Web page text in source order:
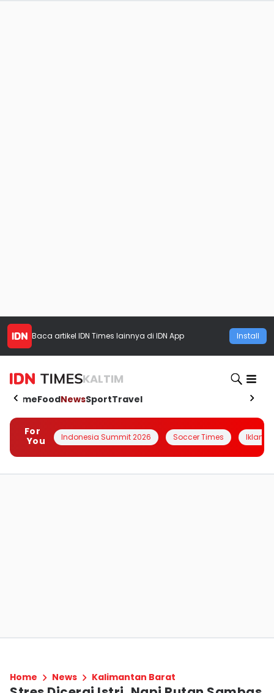
Baca artikel IDN Times lainnya di IDN App Install
KALTIM
HomeFoodNewsSportTravel
For
You
Indonesia Summit 2026 Soccer Times Iklanin
Home News Kalimantan Barat